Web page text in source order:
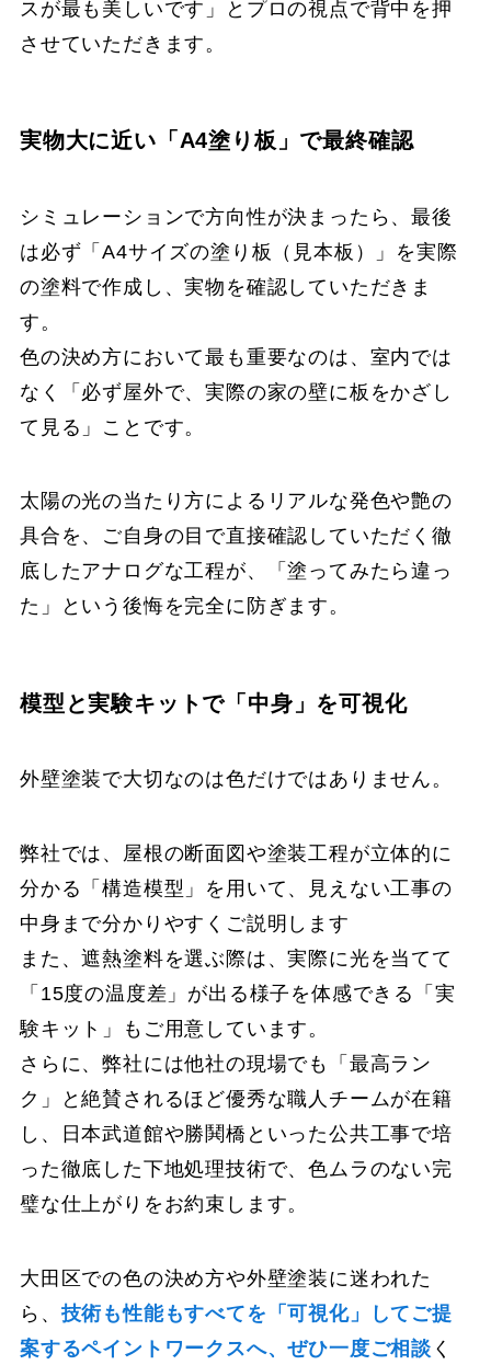
スが最も美しいです」とプロの視点で背中を押
させていただきます。
実物大に近い「A4塗り板」で最終確認
シミュレーションで方向性が決まったら、最後
は必ず「A4サイズの塗り板（見本板）」を実際
の塗料で作成し、実物を確認していただきま
す。
色の決め方において最も重要なのは、室内では
なく「必ず屋外で、実際の家の壁に板をかざし
て見る」ことです。
太陽の光の当たり方によるリアルな発色や艶の
具合を、ご自身の目で直接確認していただく徹
底したアナログな工程が、「塗ってみたら違っ
た」という後悔を完全に防ぎます。
模型と実験キットで「中身」を可視化
外壁塗装で大切なのは色だけではありません。
弊社では、屋根の断面図や塗装工程が立体的に
分かる「構造模型」を用いて、見えない工事の
中身まで分かりやすくご説明します
また、遮熱塗料を選ぶ際は、実際に光を当てて
「15度の温度差」が出る様子を体感できる「実
験キット」もご用意しています。
さらに、弊社には他社の現場でも「最高ラン
ク」と絶賛されるほど優秀な職人チームが在籍
し、日本武道館や勝鬨橋といった公共工事で培
った徹底した下地処理技術で、色ムラのない完
璧な仕上がりをお約束します。
大田区での色の決め方や外壁塗装に迷われた
ら、技術も性能もすべてを「可視化」してご提
案するペイントワークスへ、ぜひ一度ご相談 く